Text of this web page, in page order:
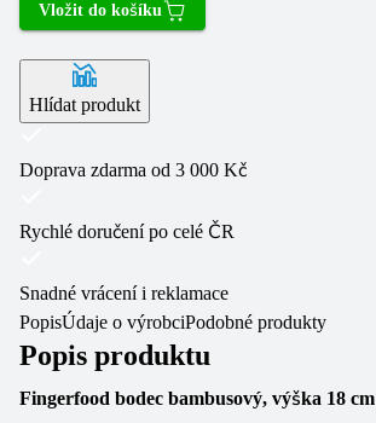
Vložit do košíku
Hlídat produkt
Doprava zdarma od 3 000 Kč
Rychlé doručení po celé ČR
Snadné vrácení i reklamace
PopisÚdaje o výrobciPodobné produkty
Popis produktu
Fingerfood bodec bambusový, výška 18 cm